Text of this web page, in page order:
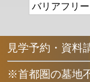
バリアフリー
見学予約・資料
※首都圏の墓地